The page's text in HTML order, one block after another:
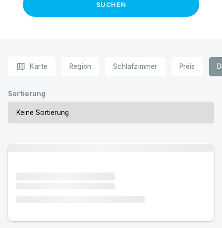
SUCHEN
map Karte Region Schlafzimmer Preis
Sortierung